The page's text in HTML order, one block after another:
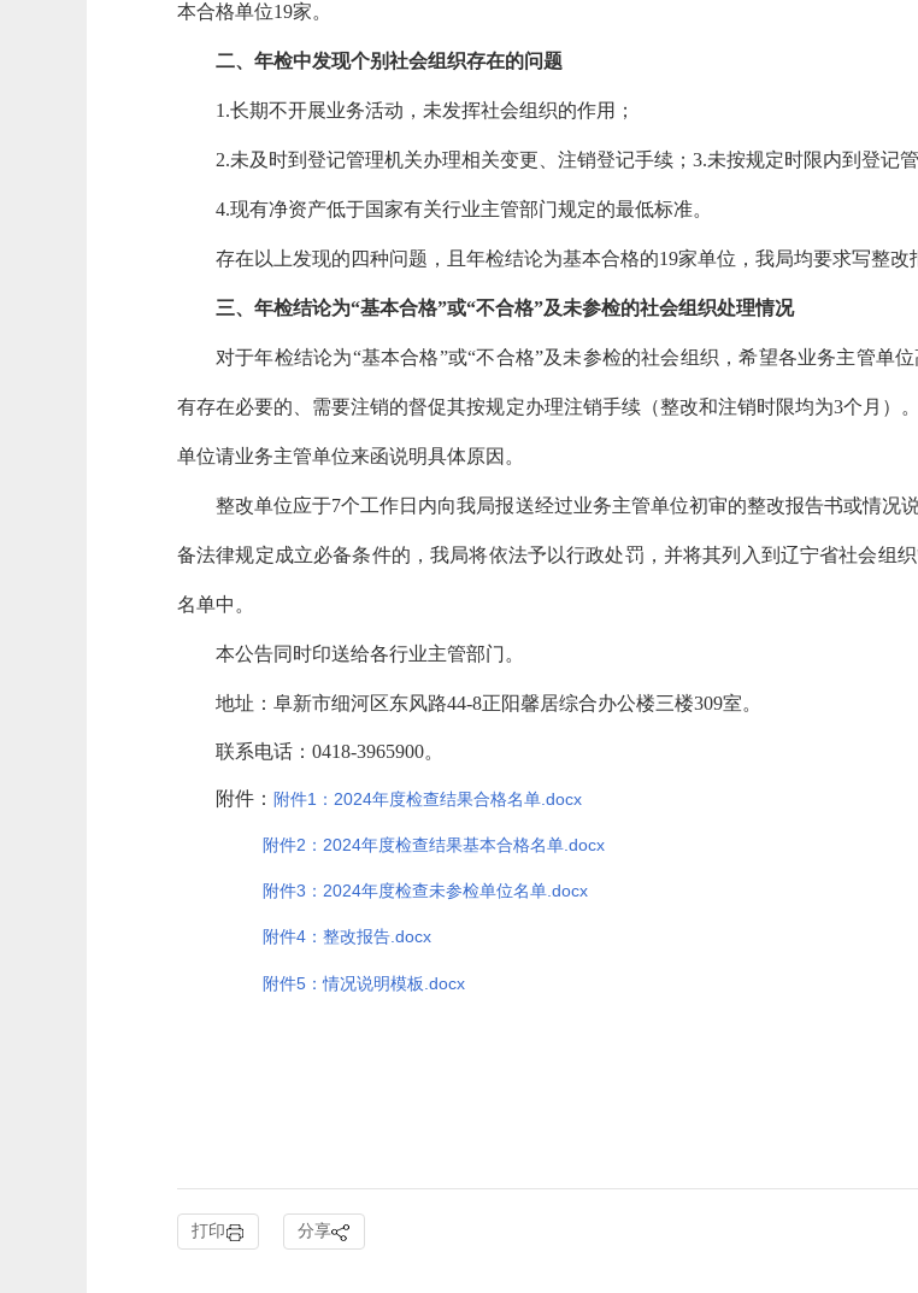
本合格单位19家。
二、年检中发现个别社会组织存在的问题
1.长期不开展业务活动，未发挥社会组织的作用；
2.未及时到登记管理机关办理相关变更、注销登记手续； 3.未按规定时限内到登记
4.现有净资产低于国家有关行业主管部门规定的最低标准。
存在以上发现的四种问题，且年检结论为基本合格的19家单位，我局均要求写整改
三、年检结论为“基本合格”或“不合格”及未参检的社会组织处理情况
对于年检结论为“基本合格”或“不合格”及未参检的社会组织，希望各业务主管单
有存在必要的、需要注销的督促其按规定办理注销手续（整改和注销时限均为3个月）。
单位请业务主管单位来函说明具体原因。
整改单位应于7个工作日内向我局报送经过业务主管单位初审的整改报告书或情
备法律规定成立必备条件的，我局将依法予以行政处罚，并将其列入到辽宁省社会组
名单中。
本公告同时印送给各行业主管部门。
地址： 阜新市细河区东风路44-8正阳馨居综合办公楼三楼309室。
联系电话：0418-3965900。
附件： 附件1：2024年度检查结果合格名单.docx
附件2：2024年度检查结果基本合格名单.docx
附件3：2024年度检查未参检单位名单.docx
附件4：整改报告.docx
附件5：情况说明模板.docx
打印 分享